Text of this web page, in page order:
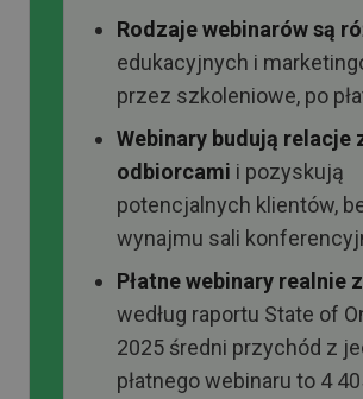
Rodzaje webinarów są
edukacyjnych i
przez szkoleniowe, po
Webinary budują relacje
odbiorcami i pozyskują
potencjalnych klientów,
wynajmu sali
Płatne webinary realnie
według raportu State of
2025 średni przychód z
płatnego webinaru to 4